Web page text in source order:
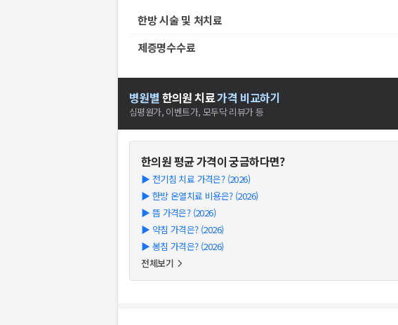
한방 시술 및 처치료
제증명수수료
병원별 한의원치료가격 비교하기
심평원가, 이벤트가, 모두닥 리뷰가 등
한의원평균 가격이 궁금하다면?
▶ 전기침 치료 가격은? (2026)
▶ 한방 온열치료 비용은? (2026)
▶ 뜸 가격은? (2026)
▶ 약침 가격은? (2026)
▶ 봉침 가격은? (2026)
전체보기